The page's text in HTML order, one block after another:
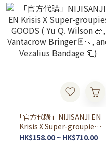
「官方代購」NIJISANJI EN
Krisis X Super-groupies
GOODS ( Yu Q. Wilson 🥽,
HK$158.00 ~ HK$710.00